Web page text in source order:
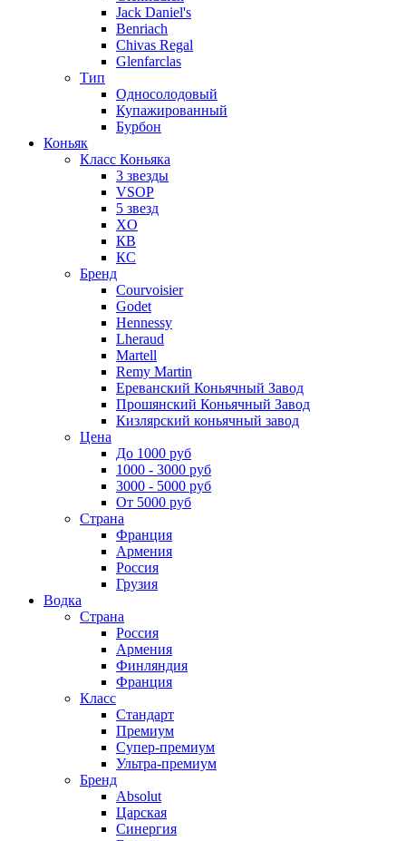
Jack Daniel's
Benriach
Chivas Regal
Glenfarclas
Тип
Односолодовый
Купажированный
Бурбон
Коньяк
Класс Коньяка
3 звезды
VSOP
5 звезд
XO
КВ
КС
Бренд
Courvoisier
Godet
Hennessy
Lheraud
Martell
Remy Martin
Ереванский Коньячный Завод
Прошянский Коньячный Завод
Кизлярский коньячный завод
Цена
До 1000 руб
1000 - 3000 руб
3000 - 5000 руб
От 5000 руб
Страна
Франция
Армения
Россия
Грузия
Водка
Страна
Россия
Армения
Финляндия
Франция
Класс
Стандарт
Премиум
Супер-премиум
Ультра-премиум
Бренд
Absolut
Царская
Синергия